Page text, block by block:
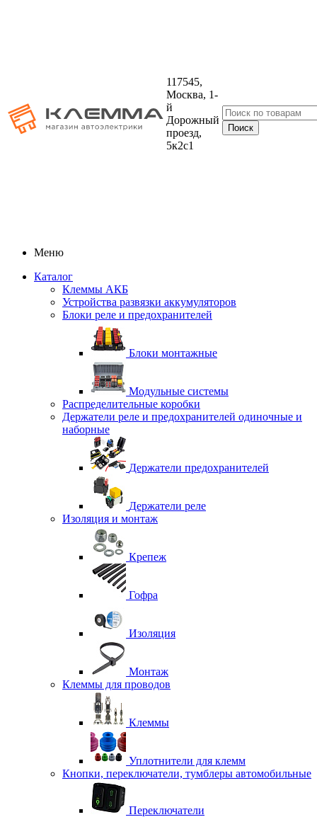
117545,
Москва, 1-
й
Дорожный
проезд,
5к2с1
Меню
Каталог
Клеммы АКБ
Устройства развязки аккумуляторов
Блоки реле и предохранителей
Блоки монтажные
Модульные системы
Распределительные коробки
Держатели реле и предохранителей одиночные и
наборные
Держатели предохранителей
Держатели реле
Изоляция и монтаж
Крепеж
Гофра
Изоляция
Монтаж
Клеммы для проводов
Клеммы
Уплотнители для клемм
Кнопки, переключатели, тумблеры автомобильные
Переключатели